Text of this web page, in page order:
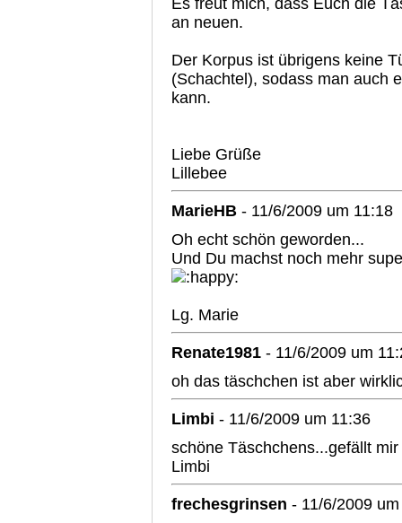
Es freut mich, dass Euch die
an neuen.
Der Korpus ist übrigens keine
(Schachtel), sodass man auch
kann.
Liebe Grüße
Lillebee
MarieHB - 11/6/2009 um 11:18
Oh echt schön geworden...
Und Du machst noch mehr
Lg. Marie
Renate1981 - 11/6/2009 um
oh das täschchen ist aber
Limbi - 11/6/2009 um 11:36
schöne Täschchens...gefällt
Limbi
frechesgrinsen - 11/6/2009